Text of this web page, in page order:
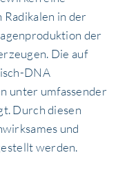
in der
der
Die auf
DNA
unter umfassender
Durch diesen
und
werden.